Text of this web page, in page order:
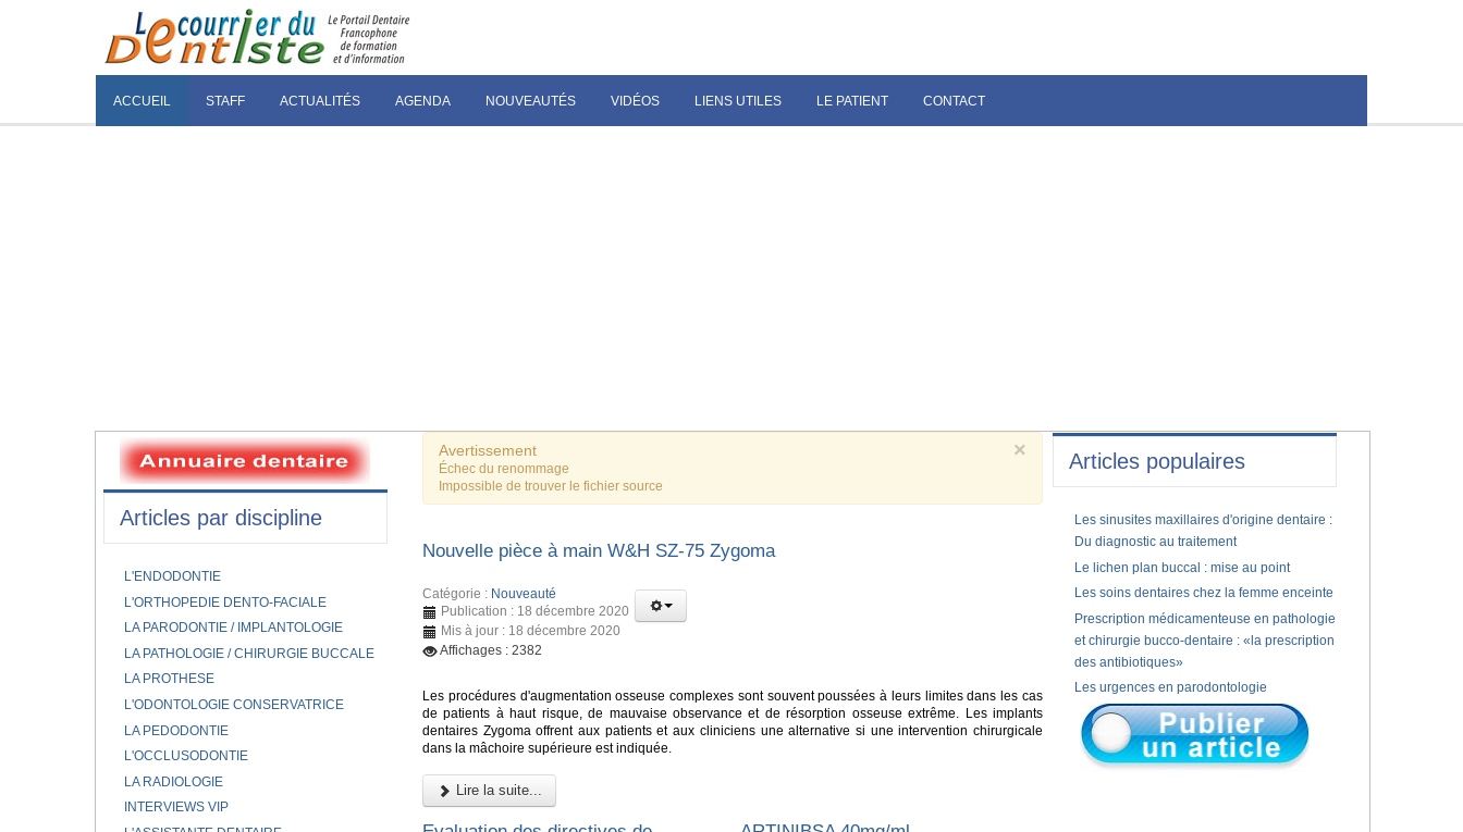
ACCUEIL STAFF ACTUALITÉS AGENDA NOUVEAUTÉS VIDÉOS LIENS UTILES LE PATIENT CONTACT
×
Avertissement
Échec du renommage
Impossible de trouver le fichier source
Nouvelle pièce à main W&H SZ-75 Zygoma
Catégorie : Nouveauté
Publication : 18 décembre 2020
Mis à jour : 18 décembre 2020
Affichages : 2382
Les procédures d'augmentation osseuse complexes sont souvent poussées à leurs limites dans les cas
de patients à haut risque, de mauvaise observance et de résorption osseuse extrême. Les implants
dentaires Zygoma offrent aux patients et aux cliniciens une alternative si une intervention chirurgicale
dans la mâchoire supérieure est indiquée.
Lire la suite...
Articles par discipline
L'ENDODONTIE
L'ORTHOPEDIE DENTO-FACIALE
LA PARODONTIE / IMPLANTOLOGIE
LA PATHOLOGIE / CHIRURGIE BUCCALE
LA PROTHESE
L'ODONTOLOGIE CONSERVATRICE
LA PEDODONTIE
L'OCCLUSODONTIE
LA RADIOLOGIE
INTERVIEWS VIP
Articles populaires
Les sinusites maxillaires d'origine dentaire :
Du diagnostic au traitement
Le lichen plan buccal : mise au point
Les soins dentaires chez la femme enceinte
Prescription médicamenteuse en pathologie
et chirurgie bucco-dentaire : «la prescription
des antibiotiques»
Les urgences en parodontologie